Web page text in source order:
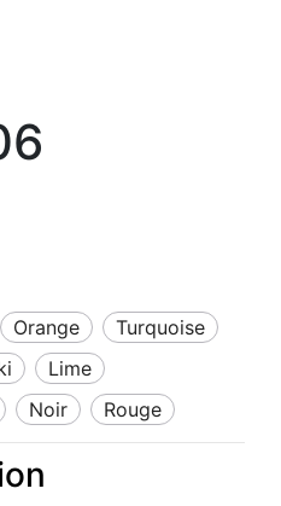
orange
turquoise
lime
noir rouge